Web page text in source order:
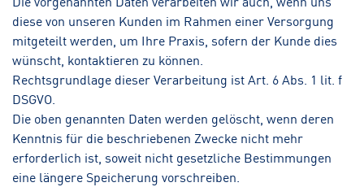
diese von unseren Kunden im Rahmen einer Versorgung
mitgeteilt werden, um Ihre Praxis, sofern der Kunde dies
wünscht, kontaktieren zu können.
Rechtsgrundlage dieser Verarbeitung ist Art. 6 Abs. 1 lit. f
DSGVO.
Die oben genannten Daten werden gelöscht, wenn deren
Kenntnis für die beschriebenen Zwecke nicht mehr
erforderlich ist, soweit nicht gesetzliche Bestimmungen
eine längere Speicherung vorschreiben.